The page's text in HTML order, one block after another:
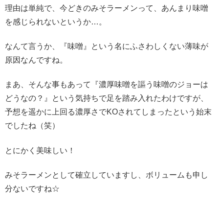
理由は単純で、今どきのみそラーメンって、あんまり味噌
を感じられないというか…。
なんて言うか、『味噌』という名にふさわしくない薄味が
原因なんですね。
まあ、そんな事もあって『濃厚味噌を謳う味噌のジョーは
どうなの？』という気持ちで足を踏み入れたわけですが、
予想を遥かに上回る濃厚さでKOされてしまったという始末
でしたね（笑）
とにかく美味しい！
みそラーメンとして確立していますし、ボリュームも申し
分ないですね☆